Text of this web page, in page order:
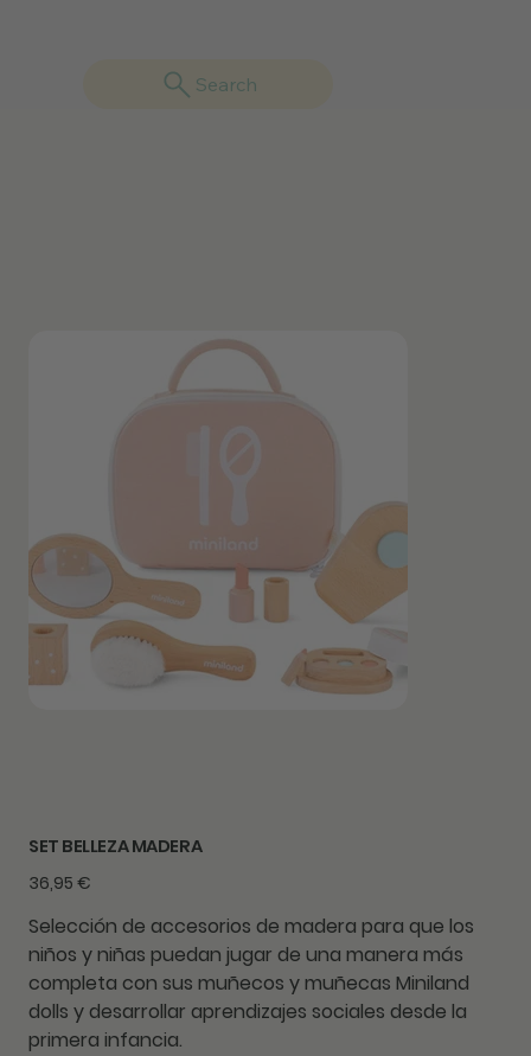
Search
SET BELLEZA MADERA
Precio
36,95 €
Selección de accesorios de madera para que los
niños y niñas puedan jugar de una manera más
completa con sus muñecos y muñecas Miniland
dolls y desarrollar aprendizajes sociales desde la
primera infancia.